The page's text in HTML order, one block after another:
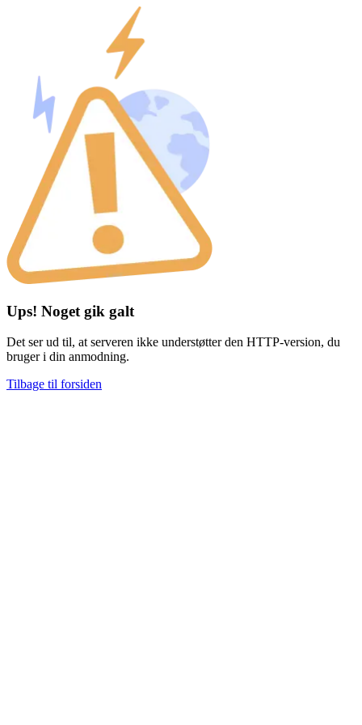
Ups! Noget gik galt
Det ser ud til, at serveren ikke understøtter den HTTP-version, du
bruger i din anmodning.
Tilbage til forsiden